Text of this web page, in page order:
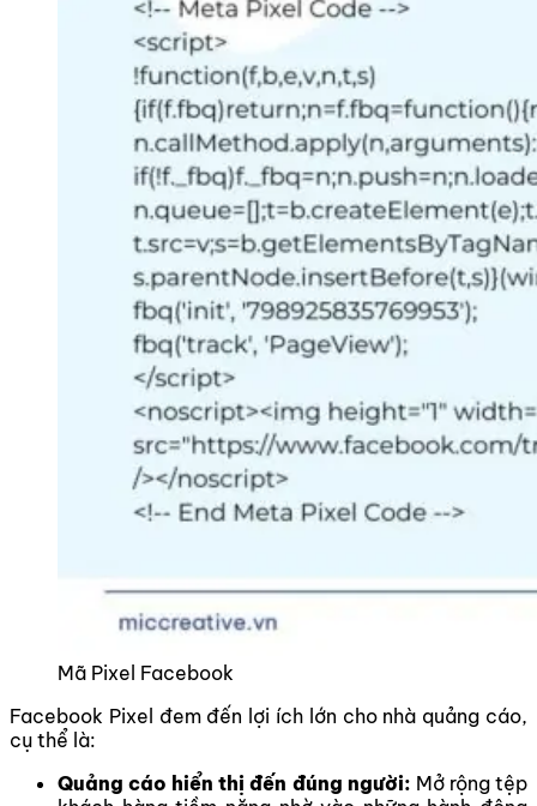
Mã Pixel Facebook
Facebook Pixel đem đến lợi ích lớn cho nhà quảng cáo,
cụ thể là:
Quảng cáo hiển thị đến đúng người: Mở rộng tệp